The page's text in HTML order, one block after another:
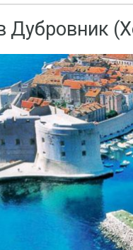
Дубровник